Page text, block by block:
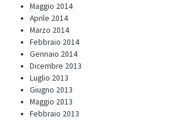
Maggio 2014
Aprile 2014
Marzo 2014
Febbraio 2014
Gennaio 2014
Dicembre 2013
Luglio 2013
Giugno 2013
Maggio 2013
Febbraio 2013